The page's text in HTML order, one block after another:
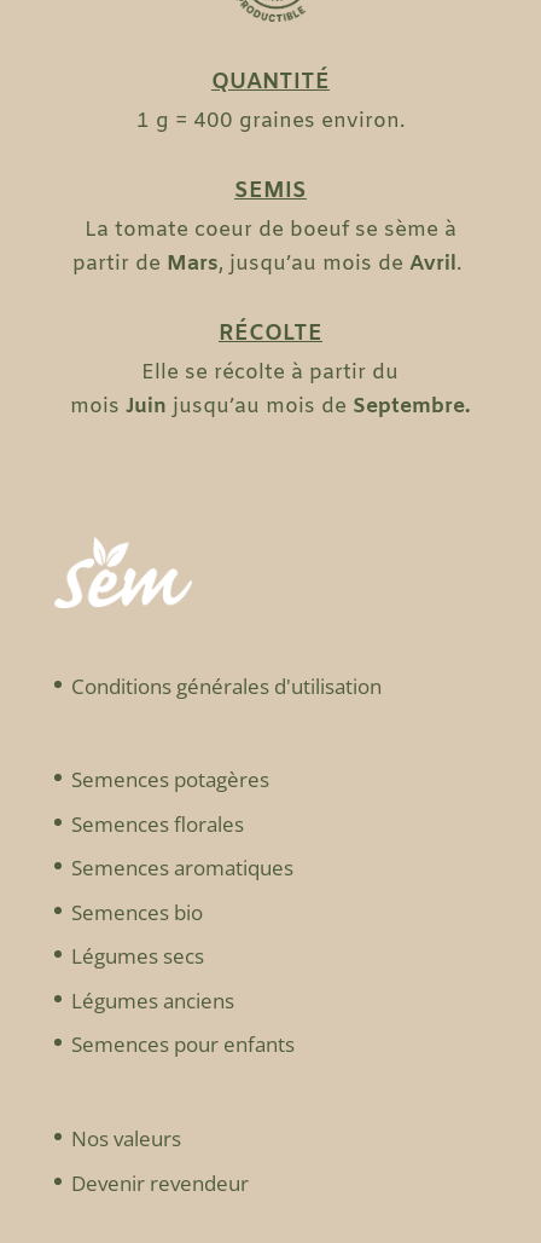
QUANTITÉ
1 g = 400 graines environ.
SEMIS
La tomate coeur de boeuf se sème à
partir de Mars, jusqu’au mois deAvril.
RÉCOLTE
Elle se récolte à partir du
moisJuin jusqu’au mois de Septembre.
Conditions générales d'utilisation
Semences potagères
Semences florales
Semences aromatiques
Semences bio
Légumes secs
Légumes anciens
Semences pour enfants
Nos valeurs
Devenir revendeur